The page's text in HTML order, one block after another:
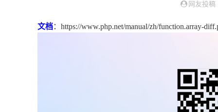
网友投稿
文档：https://www.php.net/manual/zh/function.array-